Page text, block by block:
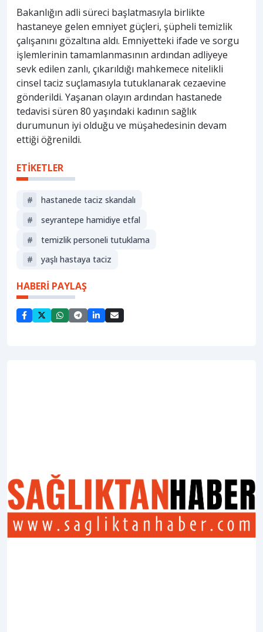
Bakanlığın adli süreci başlatmasıyla birlikte
hastaneye gelen emniyet güçleri, şüpheli temizlik
çalışanını gözaltına aldı. Emniyetteki ifade ve sorgu
işlemlerinin tamamlanmasının ardından adliyeye
sevk edilen zanlı, çıkarıldığı mahkemece nitelikli
cinsel taciz suçlamasıyla tutuklanarak cezaevine
gönderildi. Yaşanan olayın ardından hastanede
tedavisi süren 80 yaşındaki kadının sağlık
durumunun iyi olduğu ve müşahedesinin devam
ettiği öğrenildi.
ETİKETLER
#
hastanede taciz skandalı
#
seyrantepe hamidiye etfal
#
temizlik personeli tutuklama
#
yaşlı hastaya taciz
HABERİ PAYLAŞ